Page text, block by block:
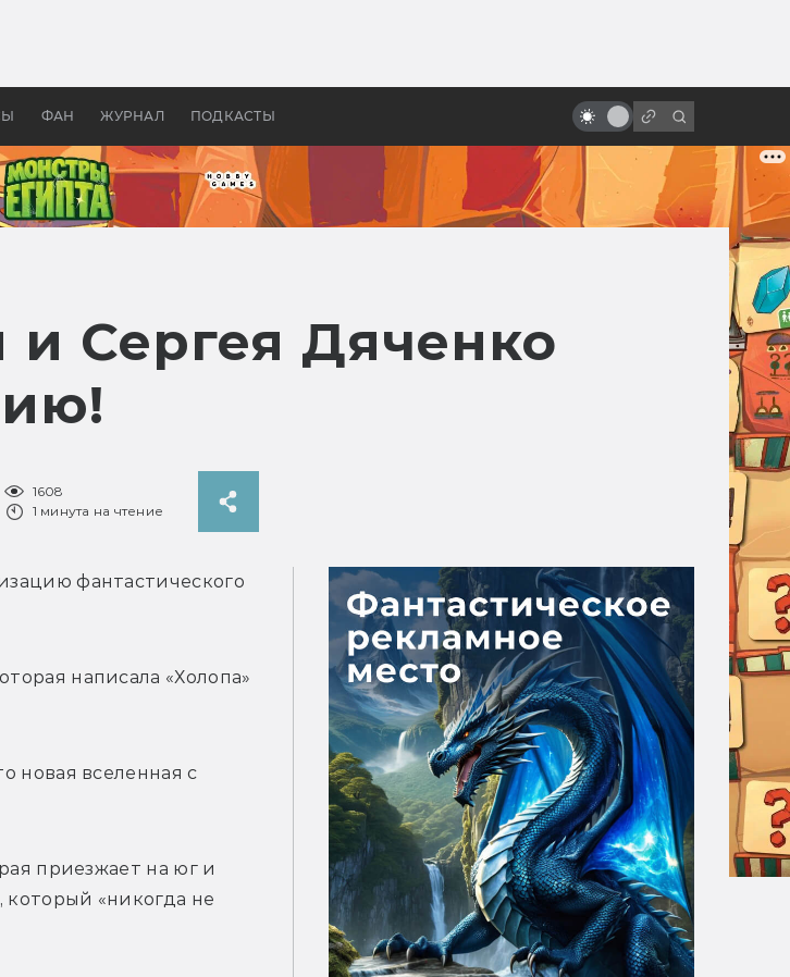
ФАН ЖУРНАЛ ПОДКАСТЫ
бы «Властелина колец»
настоящим волшебством
Сергея Дяченко
1608
1 минута на чтение
фантастического
написала «Холопа»
новая вселенная с
приезжает на юг и
который «никогда не